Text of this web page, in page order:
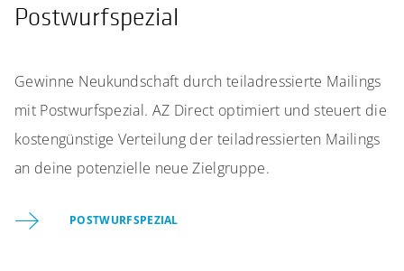
Postwurfspezial
Gewinne Neukundschaft durch teiladressierte Mailings
mit Postwurfspezial. AZ Direct optimiert und steuert die
kostengünstige Verteilung der teiladressierten Mailings
an deine potenzielle neue Zielgruppe.
POSTWURFSPEZIAL